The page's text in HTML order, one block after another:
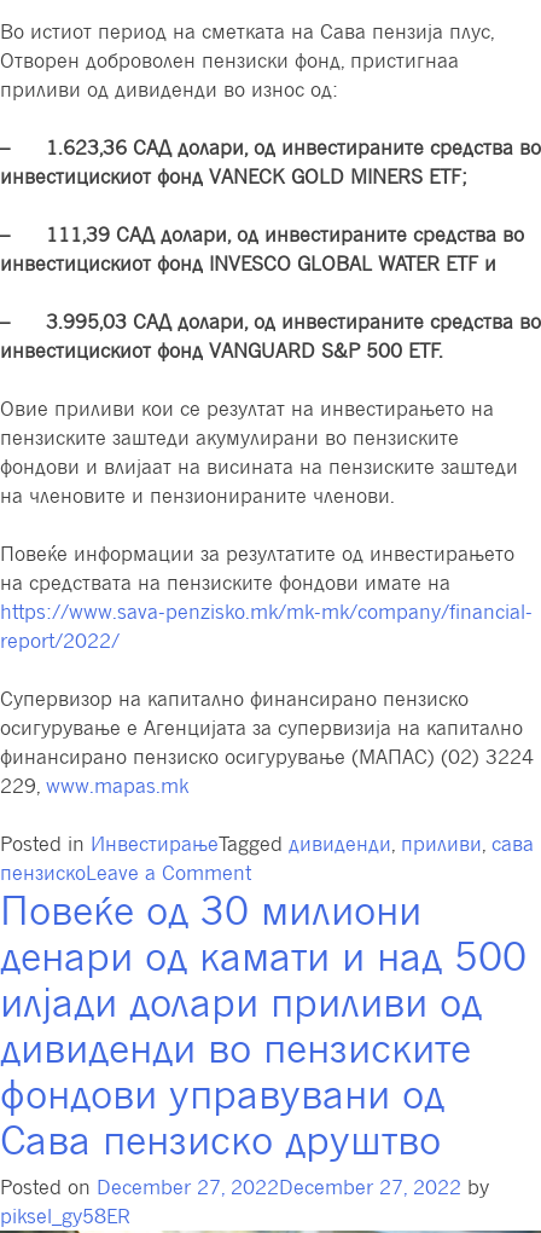
Во истиот период на сметката на Сава пензија плус,
Отворен доброволен пензиски фонд, пристигнаа
приливи од дивиденди во износ од:
– 1.623,36 САД долари, од инвестираните средства во
инвестицискиот фонд VANECK GOLD MINERS ETF;
– 111,39 САД долари, од инвестираните средства во
инвестицискиот фонд INVESCO GLOBAL WATER ETF и
– 3.995,03 САД долари, од инвестираните средства во
инвестицискиот фонд VANGUARD S&P 500 ETF.
Овие приливи кои се резултат на инвестирањето на
пензиските заштеди акумулирани во пензиските
фондови и влијаат на висината на пензиските заштеди
на членовите и пензионираните членови.
Повеќе информации за резултатите од инвестирањето
на средствата на пензиските фондови имате на
https://www.sava-penzisko.mk/mk-mk/company/financial-
report/2022/
Супервизор на капитално финансирано пензиско
осигурување е Агенцијата за супервизија на капитално
финансирано пензиско осигурување (МАПАС) (02) 3224
229, www.mapas.mk
Posted in ИнвестирањеTagged дивиденди приливи сава
пензискоLeave a Commenton
Значајни
приливи
од
и
дивиденди
Сава
пензиски
фонд
и
Повеќе од 30 милиони
денари од камати и над 500
илјади долари приливи од
дивиденди во пензиските
фондови управувани од
Сава пензиско друштво
Posted on December 27, 2022December 27, 2022 by
piksel_gy58ER